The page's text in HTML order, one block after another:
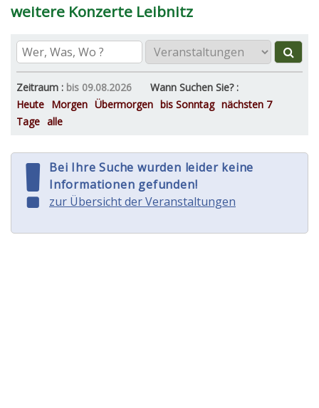
weitere Konzerte Leibnitz
Zeitraum : bis 09.08.2026
Wann Suchen Sie? :
Heute Morgen Übermorgen bis Sonntag nächsten 7
Tage alle
Bei Ihre Suche wurden leider keine
Informationen gefunden!
zur Übersicht der Veranstaltungen